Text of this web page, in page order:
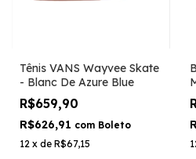
Tênis VANS Wayvee Skate
- Blanc De Azure Blue
R$659,90
R$626,91 com Boleto
12 x de R$67,15